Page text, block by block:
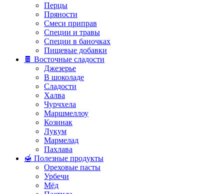
Перцы
Пряности
Смеси приправ
Специи и травы
Специи в баночках
Пищевые добавки
🍫 Восточные сладости
Джезерье
В шоколаде
Сладости
Халва
Чурчхела
Маршмеллоу
Козинак
Лукум
Мармелад
Пахлава
🍯 Полезные продукты
Ореховые пасты
Урбечи
Мёд